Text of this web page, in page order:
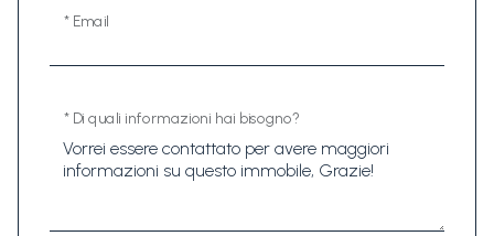
* Email
* Di quali informazioni hai bisogno?